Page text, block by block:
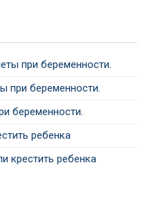
при беременности.
при беременности.
беременности.
ребенка
крестить ребенка